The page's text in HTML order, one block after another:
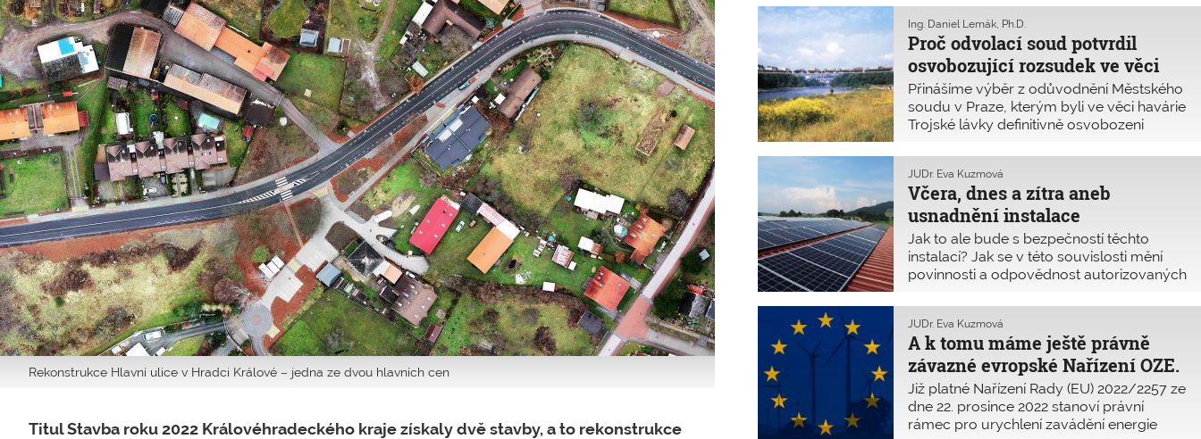
Rekonstrukce Hlavní ulice v Hradci Králové – jedna ze dvou hlavních cen
Titul Stavba roku 2022 Královéhradeckého kraje získaly dvě stavby, a to rekonstrukce
nepochybuje a ve svém okolí mnohdy
slyším obavy z toho, co nás ček
Proč odvolací soud potvrdil
osvobozující rozsudek ve věci
havárie Trojské lávky
Ing. Daniel Lemák, Ph.D.
Přinášíme výběr z odůvodnění Městského
soudu v Praze, kterým byli ve věci havárie
Trojské lávky definitivně osvobozeni
Rozsudek se stal na konci minulého roku
pravomocný. Mezi havárií a zprošťujícím
rozsudkem uplynulo pět let. Pro oba
neoprávněně obžalované to bylo dlouhé
a těžké období. Přitom podle
osvobozujícího rozsudku bylo jejich
stíhání od počátku vystavěno na
nesprávné hypotéze a nevhodném
vyšetřovacím postupu.
Včera, dnes a zítra aneb
usnadnění instalace
obnovitelných zdrojů energie
z pohledu českých právních
předpisů
JUDr. Eva Kuzmová
Jak to ale bude s bezpečností těchto
instalací? Jak se v této souvislosti mění
povinnosti a odpovědnost autorizovaných
k tomu, co platilo do 23. ledna, co bez
přechodného období začalo platit od
24. ledna 2023 a co by mělo platit za rok.
A k tomu máme ještě právně
závazné evropské Nařízení OZE.
To platí již od 30. prosince 2022
JUDr. Eva Kuzmová
Již platné Nařízení Rady (EU) 2022/2257 ze
dne 22. prosince 2022 stanoví právní
rámec pro urychlení zavádění energie